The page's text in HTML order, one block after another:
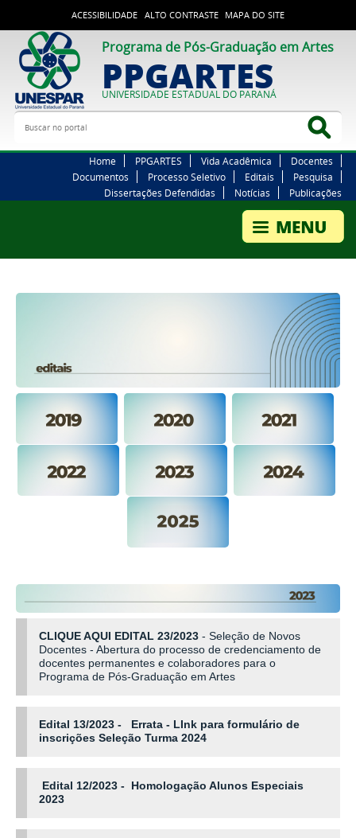
ACESSIBILIDADE ALTO CONTRASTE MAPA DO SITE
Programa de Pós-Graduação em Artes
PPGARTES
UNIVERSIDADE ESTADUAL DO PARANÁ
Buscar no portal
Home PPGARTES Vida Acadêmica
Docentes
Documentos
Processo Seletivo Editais
Pesquisa
Dissertações Defendidas
Notícias Publicações
CLIQUE AQUI EDITAL 23/2023- Seleção de Novos
Docentes - Abertura do processo de credenciamento de
docentes permanentes e colaboradores para o
Programa de Pós-Graduação em Artes
Edital 13/2023- Errata - LInk para formulário de
inscrições Seleção Turma 2024
Edital 12/2023- Homologação Alunos Especiais
2023